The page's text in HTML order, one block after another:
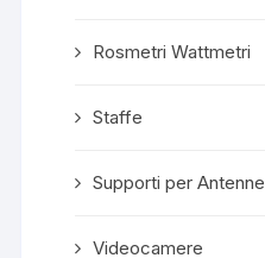
Rosmetri Wattmetri
Staffe
Supporti per Antenne
Videocamere